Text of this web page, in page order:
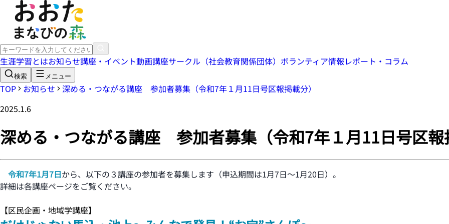
生涯学習とはお知らせ講座・イベント動画講座サークル（社会教育関係団体） ボランティア情報レポート・コラム
検索 メニュー
TOP お知らせ
深める・つながる講座 参加者募集（令和7年１月11日号区報掲載分）
2025.1.6
深める・つながる講座 参加者募集（令和7年１月11日号区報
令和7年1月7日から、以下の３講座の参加者を募集します（申込期間は1月7日～1月20日）。
詳細は各講座ページをご覧ください。
【区民企画・地域学講座】